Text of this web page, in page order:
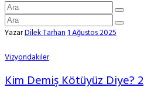
YazarDilek Tarhan1 Ağustos 2025
Vizyondakiler
Kim Demiş Kötüyüz Diye? 2